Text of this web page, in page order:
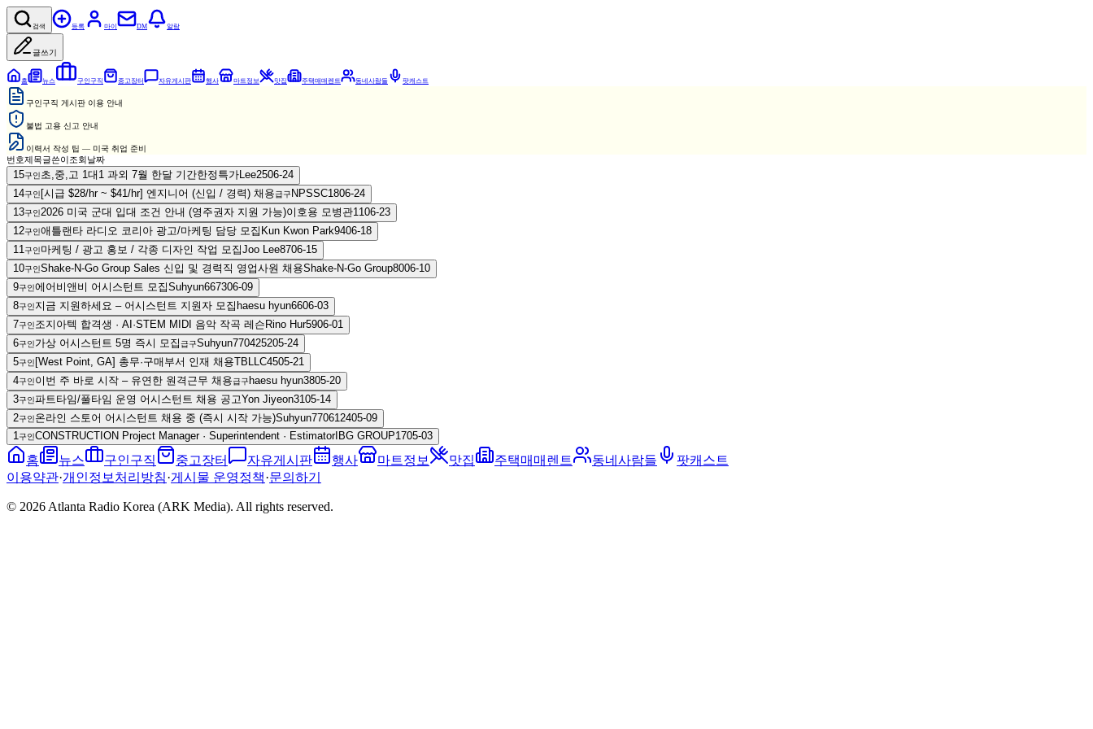
검색 등록 마이 DM 알람
글쓰기
홈 뉴스 구인구직 중고장터 자유게시판 행사 마트정보 맛집 주택매매렌트 동네사람들 팟캐스트
구인구직 게시판 이용 안내
불법 고용 신고 안내
이력서 작성 팁 — 미국 취업 준비
번호제목글쓴이 조회 날짜
15구인초,중,고 1대1 과외 7월 한달 기간한정특가Lee2506-24
14구인 [시급 $28/hr ~ $41/hr] 엔지니어 (신입 / 경력) 채용급구 NPSSC1806-24
13구인2026 미국 군대 입대 조건 안내 (영주권자 지원 가능)이호용 모병관1106-23
12구인애틀랜타 라디오 코리아 광고/마케팅 담당 모집 Kun Kwon Park9406-18
11구인마케팅 / 광고 홍보 / 각종 디자인 작업 모집Joo Lee8706-15
10구인Shake-N-Go Group Sales 신입 및 경력직 영업사원 채용Shake-N-Go Group8006-10
9구인에어비앤비 어시스턴트 모집Suhyun667306-09
8구인지금 지원하세요 – 어시스턴트 지원자 모집 haesu hyun6606-03
7구인조지아텍 합격생 · AI·STEM MIDI 음악 작곡 레슨 Rino Hur5906-01
6구인가상 어시스턴트 5명 즉시 모집급구Suhyun770425205-24
5구인 [West Point, GA] 총무·구매부서 인재 채용 TBLLC4505-21
4구인이번 주 바로 시작 – 유연한 원격근무 채용급구 haesu hyun3805-20
3구인파트타임/풀타임 운영 어시스턴트 채용 공고Yon Jiyeon3105-14
2구인온라인 스토어 어시스턴트 채용 중 (즉시 시작 가능)Suhyun770612405-09
1구인CONSTRUCTION Project Manager · Superintendent · EstimatorIBG GROUP1705-03
홈 뉴스 구인구직 중고장터 자유게시판 행사 마트정보 맛집 주택매매렌트 동네사람들
팟캐스트
이용약관·개인정보처리방침·게시물 운영정책·문의하기
© 2026 Atlanta Radio Korea (ARK Media). All rights reserved.